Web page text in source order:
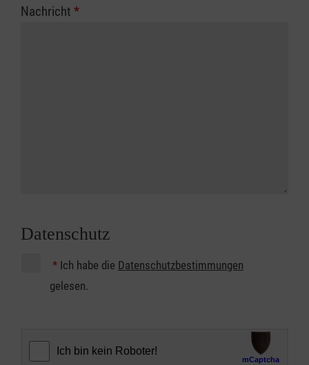
Nachricht *
Datenschutz
* Ich habe die Datenschutzbestimmungen
gelesen.